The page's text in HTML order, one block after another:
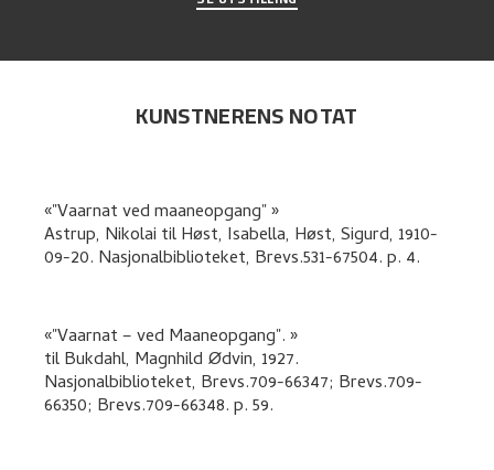
KUNSTNERENS NOTAT
"Vaarnat ved maaneopgang"
Astrup, Nikolai tilHøst, Isabella, Høst, Sigurd, 1910-
09-20. Nasjonalbiblioteket, Brevs.531-67504.p. 4.
"Vaarnat – ved Maaneopgang".
tilBukdahl, Magnhild Ødvin, 1927.
Nasjonalbiblioteket, Brevs.709-66347; Brevs.709-
66350; Brevs.709-66348.p. 59.